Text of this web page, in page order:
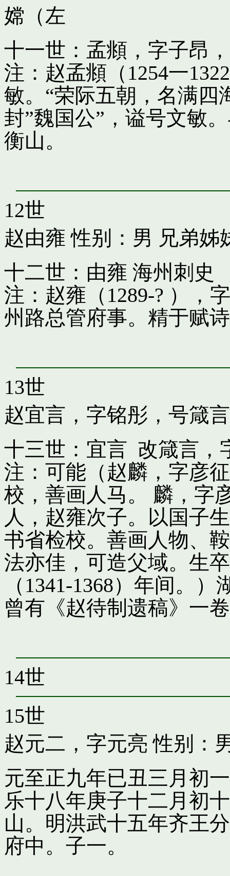
嫦（左
十一世：孟頫，字子昂
注：赵孟頫（1254一
敏。“荣际五朝，名满四
封”魏国公”，谥号文敏
衡山。
12世
赵由雍 性别：男 兄弟姊
十二世：由雍 海州刺史
注：赵雍（1289-? ），
州路总管府事。精于赋
13世
赵宜言，字铭彤，号箴言
十三世：宜言 改箴言，
注：可能（赵麟，字彦
校，善画人马。 麟，字
人，赵雍次子。以国子
书省检校。善画人物、
法亦佳，可造父域。生
（1341-1368）年间。
曾有《赵待制遗稿》一
14世
15世
赵元二，字元亮 性别：
元至正九年已丑三月初
乐十八年庚子十二月初
山。明洪武十五年齐王
府中。子一。